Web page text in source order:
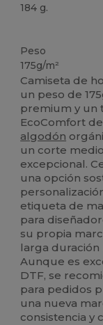
184 g.
Peso
175g/m²
Camiseta de
un peso de
premium y un
EcoComfort
algodón
un corte
excepcional.
una opción
etiqueta de
para
su propia
larga duración
Aunque es
DTF, se
para pedidos
una nueva
consistencia y